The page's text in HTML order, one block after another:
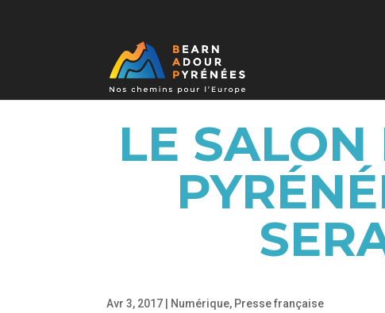
LE SALON
Avr 3, 2017 Numérique, Presse française